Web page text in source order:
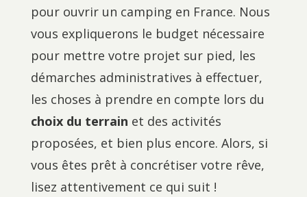
pour ouvrir un camping en France. Nous
vous expliquerons le budget nécessaire
pour mettre votre projet sur pied, les
démarches administratives à effectuer,
les choses à prendre en compte lors du
choix du terrain et des activités
proposées, et bien plus encore. Alors, si
vous êtes prêt à concrétiser votre rêve,
lisez attentivement ce qui suit !